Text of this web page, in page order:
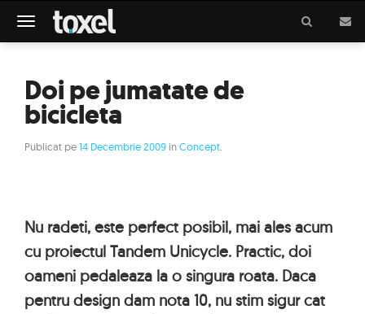
Meniu
Doi pe jumatate de
bicicleta
Publicat pe14 Decembrie 2009 inConcept
Nu radeti, este perfect posibil, mai ales acum
cu proiectul Tandem Unicycle. Practic, doi
oameni pedaleaza la o singura roata. Daca
pentru design dam nota 10, nu stim sigur cat